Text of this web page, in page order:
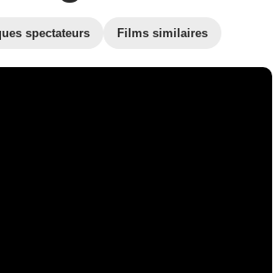
spectateurs Films similaires